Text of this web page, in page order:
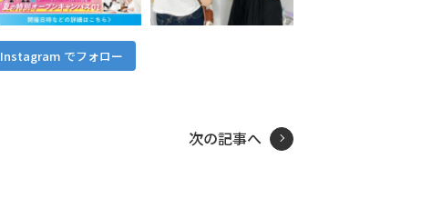
Instagram でフォロー
次の記事へ